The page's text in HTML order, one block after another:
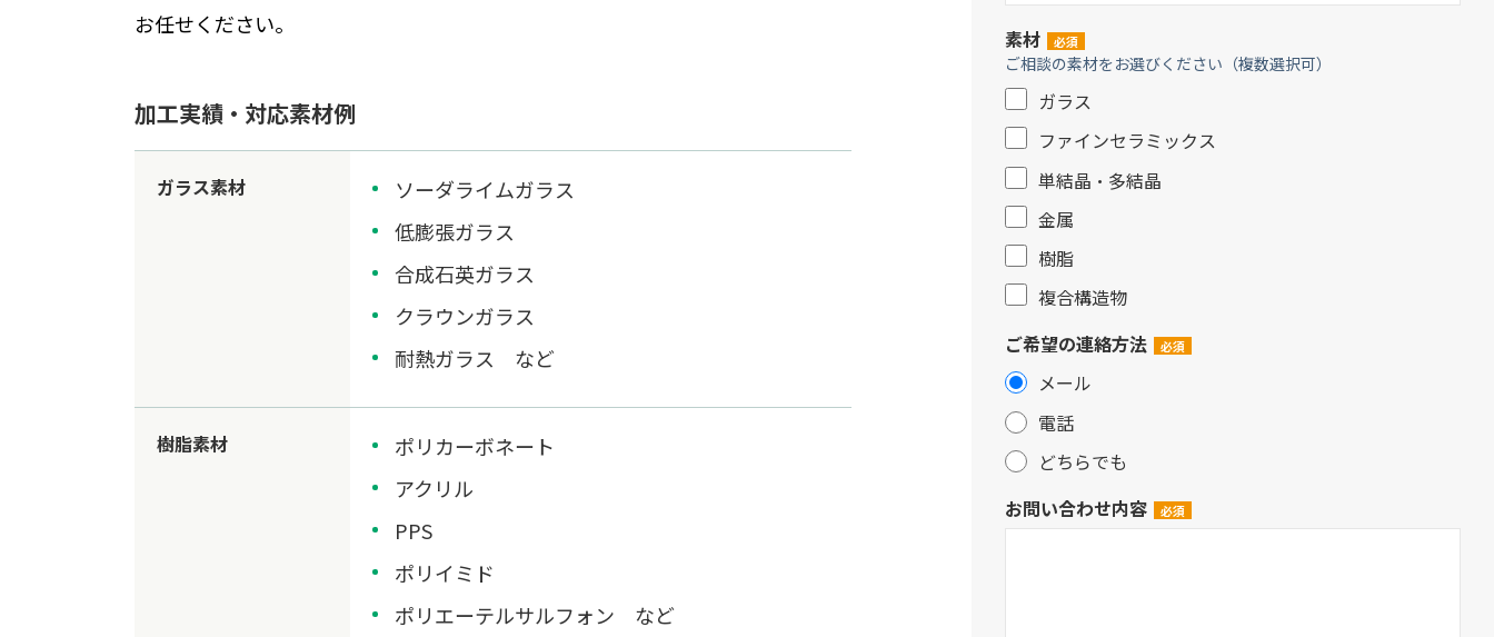
お任せください。
加工実績・対応素材例
ガラス素材
ソーダライムガラス
低膨張ガラス
合成石英ガラス
クラウンガラス
耐熱ガラス など
樹脂素材
ポリカーボネート
アクリル
PPS
ポリイミド
ポリエーテルサルフォン など
素材
ご相談の素材をお選びください（複数選択可）
ガラス
ファインセラミックス
単結晶・多結晶
金属
樹脂
複合構造物
ご希望の連絡方法
メール
電話
どちらでも
お問い合わせ内容